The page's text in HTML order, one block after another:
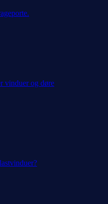
vinduer og døre